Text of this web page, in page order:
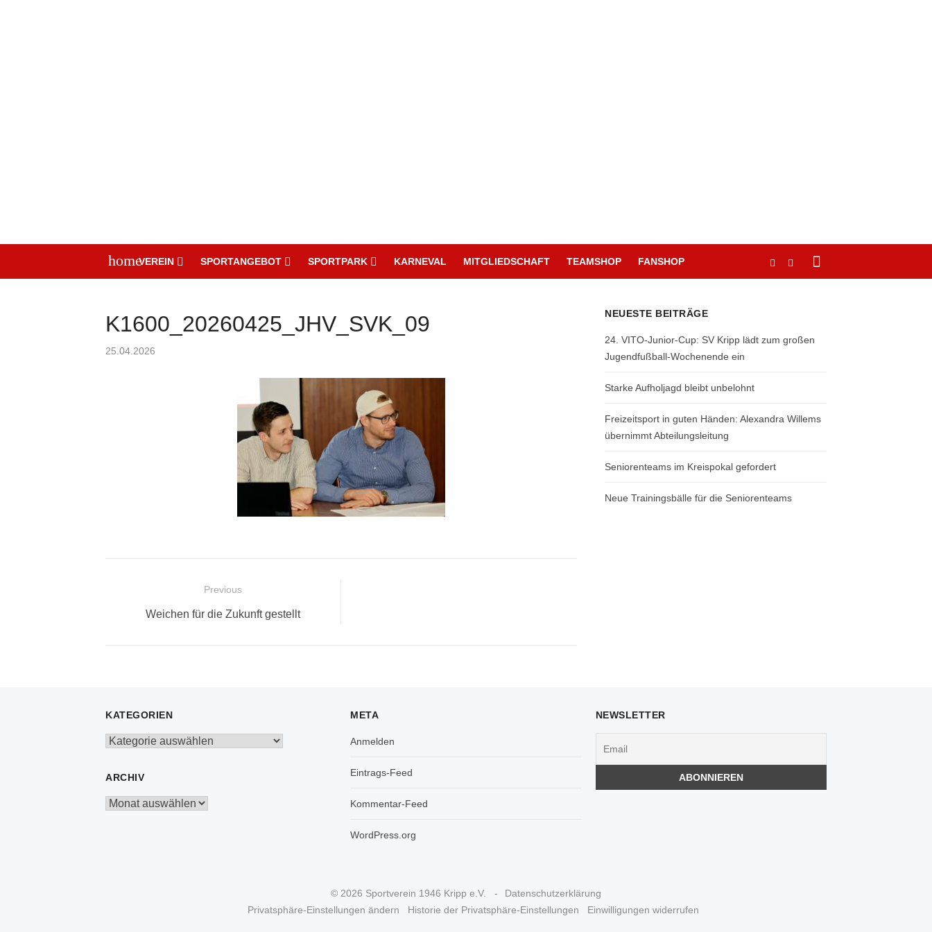
homeVEREIN SPORTANGEBOT SPORTPARK KARNEVAL MITGLIEDSCHAFT TEAMSHOP FANSHOP
K1600_20260425_JHV_SVK_09
Posted
25.04.2026
Beitragsnavigation
Previous
Previous
Weichen für die Zukunft gestellt
NEUESTE BEITRÄGE
24. VITO-Junior-Cup: SV Kripp lädt zum großen
Jugendfußball-Wochenende ein
Starke Aufholjagd bleibt unbelohnt
Freizeitsport in guten Händen: Alexandra Willems
übernimmt Abteilungsleitung
Seniorenteams im Kreispokal gefordert
Neue Trainingsbälle für die Seniorenteams
KATEGORIEN
Kategorien
ARCHIV
Archiv
META
Anmelden
Eintrags-Feed
Kommentar-Feed
WordPress.org
NEWSLETTER
© 2026 Sportverein 1946 Kripp e.V.
Datenschutzerklärung
Privatsphäre-Einstellungen ändern
Historie der Privatsphäre-Einstellungen Einwilligungen widerrufen